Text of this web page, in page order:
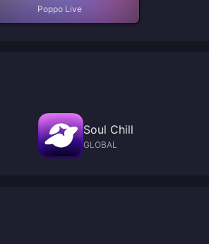
Poppo Live
Soul Chill
GLOBAL